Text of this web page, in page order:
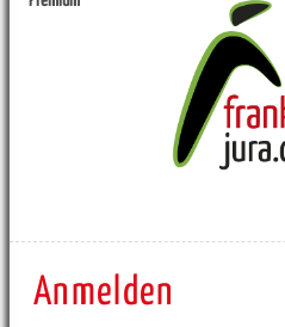
Anmelden